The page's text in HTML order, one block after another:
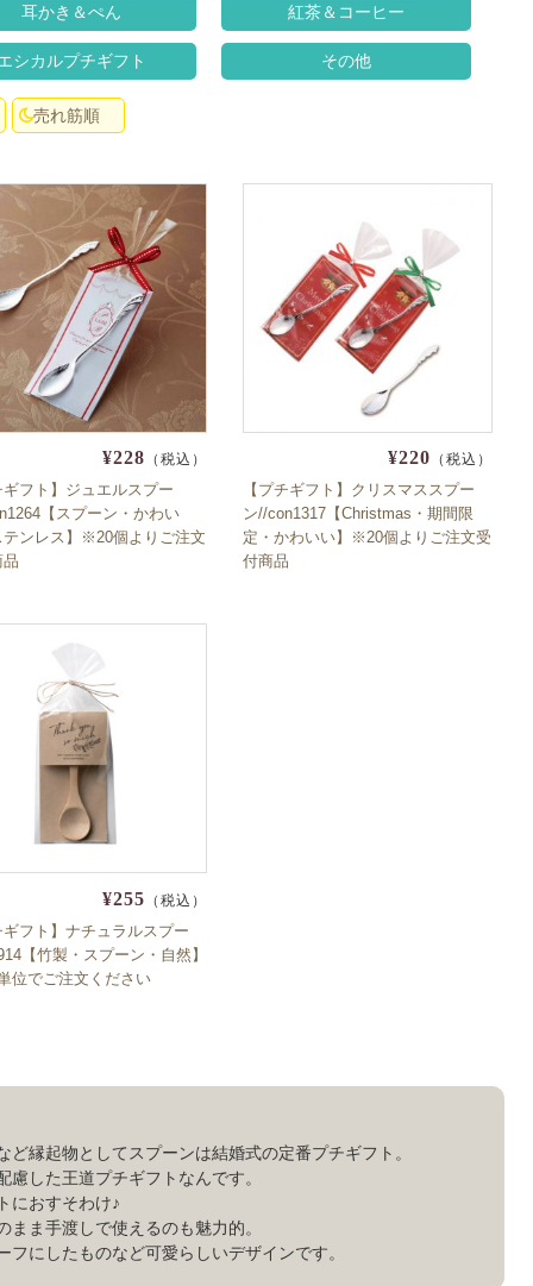
耳かき＆ぺん 紅茶＆コーヒー
シカルプチギフト その他
売れ筋順
¥228 （税込）
フト】ジュエルスプー
【スプーン・かわい
テンレス】※20個よりご注文
¥220 （税込）
【プチギフト】クリスマススプー
ン//con1317【Christmas・期間限
定・かわいい】※20個よりご注文受
付商品
¥255 （税込）
フト】ナチュラルスプー
【竹製・スプーン・自然】
位でご注文ください
縁起物としてスプーンは結婚式の定番プチギフト。
した王道プチギフトなんです。
におすそわけ♪
ま手渡しで使えるのも魅力的。
にしたものなど可愛らしいデザインです。